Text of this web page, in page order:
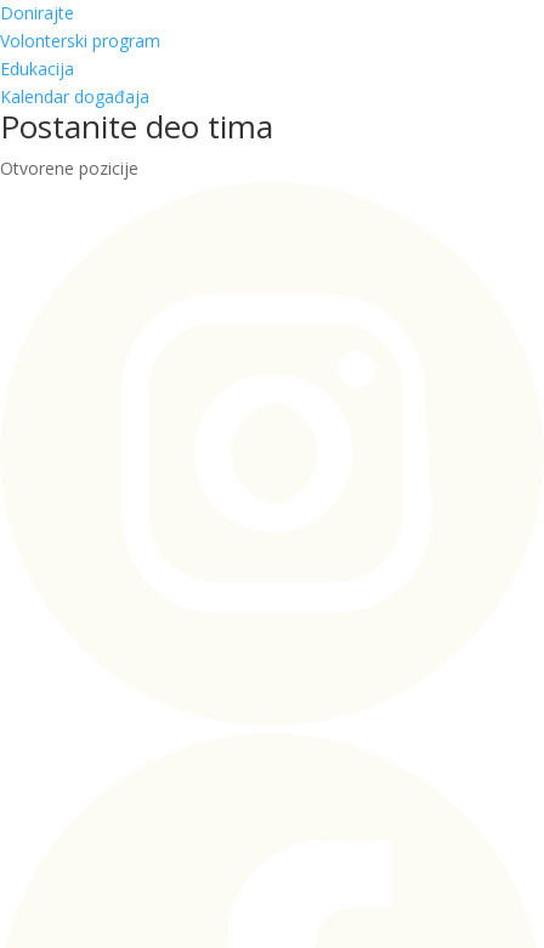
Donirajte
Volonterski program
Edukacija
Kalendar događaja
Postanite deo tima
Otvorene pozicije